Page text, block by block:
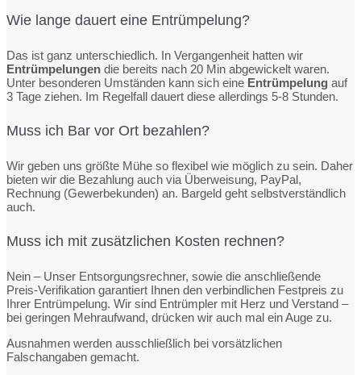
Wie lange dauert eine Entrümpelung?
Das ist ganz unterschiedlich. In Vergangenheit hatten wir
Entrümpelungen die bereits nach 20 Min abgewickelt waren.
Unter besonderen Umständen kann sich eine Entrümpelung auf
3 Tage ziehen. Im Regelfall dauert diese allerdings 5-8 Stunden.
Muss ich Bar vor Ort bezahlen?
Wir geben uns größte Mühe so flexibel wie möglich zu sein. Daher
bieten wir die Bezahlung auch via Überweisung, PayPal,
Rechnung (Gewerbekunden) an. Bargeld geht selbstverständlich
auch.
Muss ich mit zusätzlichen Kosten rechnen?
Nein – Unser Entsorgungsrechner, sowie die anschließende
Preis-Verifikation garantiert Ihnen den verbindlichen Festpreis zu
Ihrer Entrümpelung. Wir sind Entrümpler mit Herz und Verstand –
bei geringen Mehraufwand, drücken wir auch mal ein Auge zu.
Ausnahmen werden ausschließlich bei vorsätzlichen
Falschangaben gemacht.